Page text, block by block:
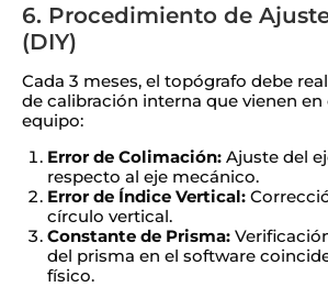
6. Procedimiento de
(DIY)
Cada 3 meses, el topógrafo debe
de calibración interna que vienen en
equipo:
Error de Colimación:Ajuste del
respecto al eje mecánico.
Error de Índice Vertical:
círculo vertical.
Constante de Prisma:
del prisma en el software
físico.